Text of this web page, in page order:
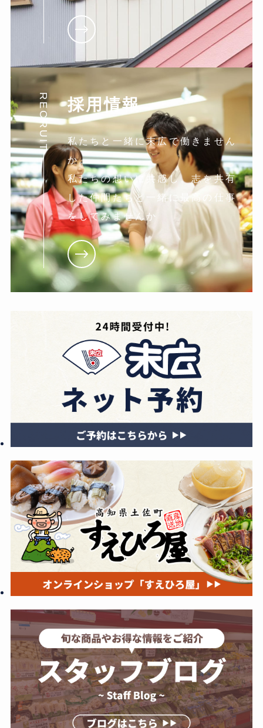
RECRUIT 採用情報
私たちと一緒に末広で働きません
か。
私たちの想いに共感し。志を共有
した仲間たちと一緒に最高の仕事
をしてみませんか